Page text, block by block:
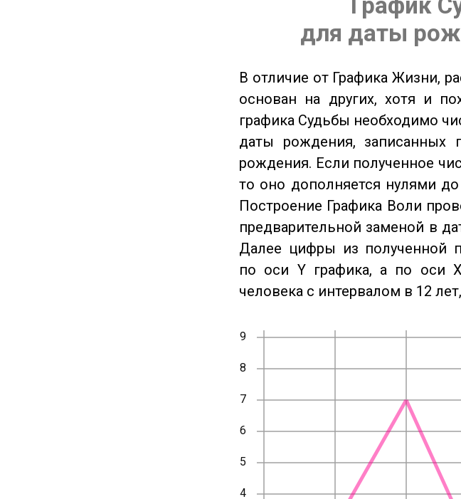
для даты
В отличие от Графика Жизни,
основан на других, хотя и
графика Судьбы необходимо
даты рождения, записанных
рождения. Если полученное
то оно дополняется нулями
Построение Графика Воли
предварительной заменой в
Далее цифры из полученной
по оси Y графика, а по оси
человека с интервалом в 12